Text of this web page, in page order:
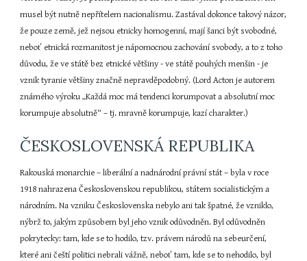
musel být nutně nepřítelem nacionalismu. Zastával dokonce takový názor,
že pouze země, jež nejsou etnicky homogenní, mají šanci být svobodné,
neboť etnická rozmanitost je nápomocnou zachování svobody, a to z toho
důvodu, že ve státě bez etnické většiny - ve státě pouhých menšin - je
vznik tyranie většiny značně nepravděpodobný. (Lord Acton je autorem
známého výroku „Každá moc má tendenci korumpovat a absolutní moc
korumpuje absolutně“ – tj. mravně korumpuje, kazí charakter.)
ČESKOSLOVENSKÁ REPUBLIKA
Rakouská monarchie – liberální a nadnárodní právní stát – byla v roce
1918 nahrazena Československou republikou, státem socialistickým a
národním. Na vzniku Československa nebylo ani tak špatné, že vzniklo,
nýbrž to, jakým způsobem byl jeho vznik odůvodněn. Byl odůvodněn
pokrytecky: tam, kde se to hodilo, tzv. právem národů na sebeurčení,
které ani čeští politici nebrali vážně, neboť tam, kde se to nehodilo, byl